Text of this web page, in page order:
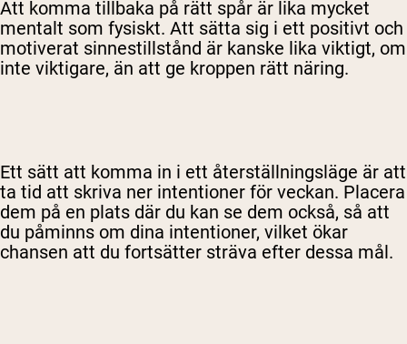
Att komma tillbaka på rätt spår är lika mycket
mentalt som fysiskt. Att sätta sig i ett positivt och
motiverat sinnestillstånd är kanske lika viktigt, om
inte viktigare, än att ge kroppen rätt näring.
Ett sätt att komma in i ett återställningsläge är att
ta tid att skriva ner intentioner för veckan. Placera
dem på en plats där du kan se dem också, så att
du påminns om dina intentioner, vilket ökar
chansen att du fortsätter sträva efter dessa mål.